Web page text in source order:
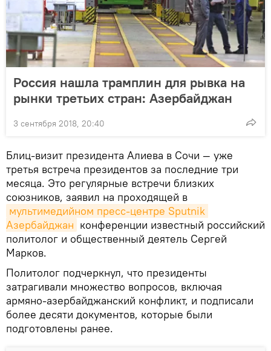
Россия нашла трамплин для рывка на
рынки третьих стран: Азербайджан
3 сентября 2018, 20:40
Блиц-визит президента Алиева в Сочи — уже
третья встреча президентов за последние три
месяца. Это регулярные встречи близких
союзников, заявил на проходящей в
мультимедийном пресс-центре Sputnik
Азербайджан конференции известный российский
политолог и общественный деятель Сергей
Марков.
Политолог подчеркнул, что президенты
затрагивали множество вопросов, включая
армяно-азербайджанский конфликт, и подписали
более десяти документов, которые были
подготовлены ранее.